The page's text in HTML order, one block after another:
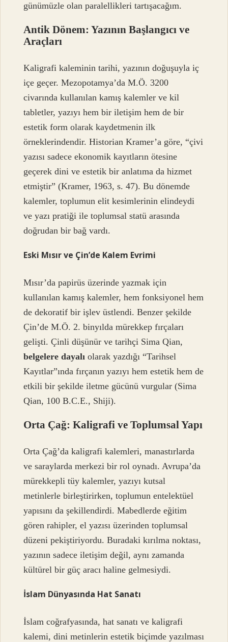
günümüzle olan paralellikleri tartışacağım.
Antik Dönem: Yazının Başlangıcı ve
Araçları
Kaligrafi kaleminin tarihi, yazının doğuşuyla iç
içe geçer. Mezopotamya’da M.Ö. 3200
civarında kullanılan kamış kalemler ve kil
tabletler, yazıyı hem bir iletişim hem de bir
estetik form olarak kaydetmenin ilk
örneklerindendir. Historian Kramer’a göre, “çivi
yazısı sadece ekonomik kayıtların ötesine
geçerek dini ve estetik bir anlatıma da hizmet
etmiştir” (Kramer, 1963, s. 47). Bu dönemde
kalemler, toplumun elit kesimlerinin elindeydi
ve yazı pratiği ile toplumsal statü arasında
doğrudan bir bağ vardı.
Eski Mısır ve Çin’de Kalem Evrimi
Mısır’da papirüs üzerinde yazmak için
kullanılan kamış kalemler, hem fonksiyonel hem
de dekoratif bir işlev üstlendi. Benzer şekilde
Çin’de M.Ö. 2. binyılda mürekkep fırçaları
gelişti. Çinli düşünür ve tarihçi Sima Qian,
belgelere dayalı olarak yazdığı “Tarihsel
Kayıtlar”ında fırçanın yazıyı hem estetik hem de
etkili bir şekilde iletme gücünü vurgular (Sima
Qian, 100 B.C.E., Shiji).
Orta Çağ: Kaligrafi ve Toplumsal Yapı
Orta Çağ’da kaligrafi kalemleri, manastırlarda
ve saraylarda merkezi bir rol oynadı. Avrupa’da
mürekkepli tüy kalemler, yazıyı kutsal
metinlerle birleştirirken, toplumun entelektüel
yapısını da şekillendirdi. Mabedlerde eğitim
gören rahipler, el yazısı üzerinden toplumsal
düzeni pekiştiriyordu. Buradaki kırılma noktası,
yazının sadece iletişim değil, aynı zamanda
kültürel bir güç aracı haline gelmesiydi.
İslam Dünyasında Hat Sanatı
İslam coğrafyasında, hat sanatı ve kaligrafi
kalemi, dini metinlerin estetik biçimde yazılması